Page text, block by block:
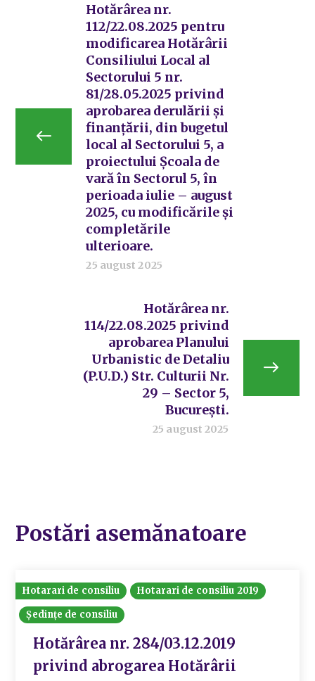
Hotărârea nr.
112/22.08.2025 pentru
modificarea Hotărârii
Consiliului Local al
Sectorului 5 nr.
81/28.05.2025 privind
aprobarea derulării și
finanțării, din bugetul
local al Sectorului 5, a
proiectului Școala de
vară în Sectorul 5, în
perioada iulie – august
2025, cu modificările și
completările
ulterioare.
25 august 2025
Hotărârea nr.
114/22.08.2025 privind
aprobarea Planului
Urbanistic de Detaliu
(P.U.D.) Str. Culturii Nr.
29 – Sector 5,
București.
25 august 2025
Postări asemănatoare
Hotarari de consiliu
Hotarari de consiliu 2019
Ședințe de consiliu
Hotărârea nr. 284/03.12.2019
privind abrogarea Hotărârii